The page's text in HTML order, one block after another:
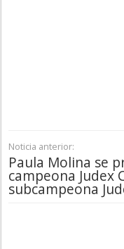
Noticia anterior:
Paula Molina se
campeona Judex
subcampeona